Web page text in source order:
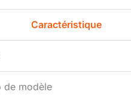
Caractéristique
de modèle